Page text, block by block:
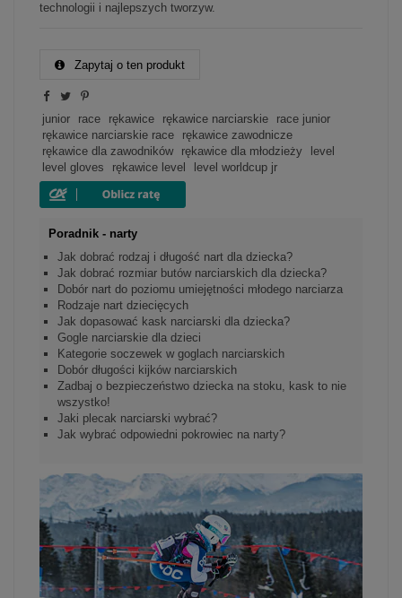
technologii i najlepszych tworzyw.
Zapytaj o ten produkt
junior race rękawice rękawice narciarskie
race junior
rękawice narciarskie race
rękawice zawodnicze
rękawice dla zawodników
rękawice dla młodzieży
level
level gloves
rękawice level level worldcup jr
Poradnik - narty
Jak dobrać rodzaj i długość nart dla dziecka?
Jak dobrać rozmiar butów narciarskich dla dziecka?
Dobór nart do poziomu umiejętności młodego narciarza
Rodzaje nart dziecięcych
Jak dopasować kask narciarski dla dziecka?
Gogle narciarskie dla dzieci
Kategorie soczewek w goglach narciarskich
Dobór długości kijków narciarskich
Zadbaj o bezpieczeństwo dziecka na stoku, kask to nie
wszystko!
Jaki plecak narciarski wybrać?
Jak wybrać odpowiedni pokrowiec na narty?